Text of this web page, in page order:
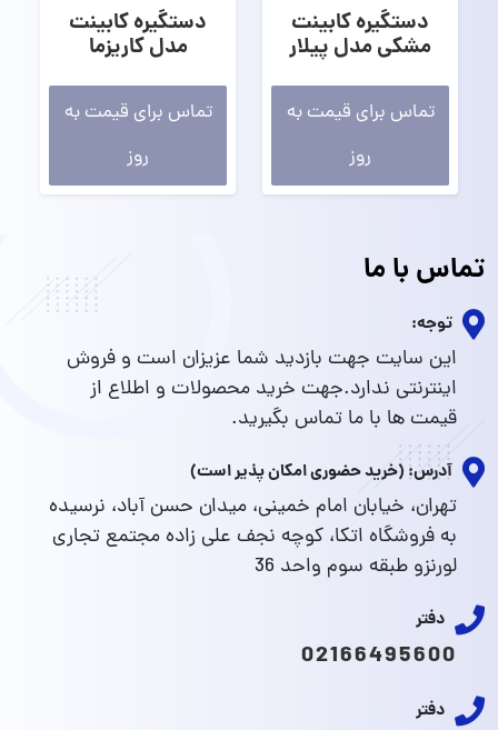
دستگیره کابینت
مشکی مدل پیلار
تماس برای قیمت به
روز
دستگیره کابینت
مدل کاریزما
تماس برای قیمت به
روز
تماس با ما
توجه:
این سایت جهت بازدید شما عزیزان است و فروش
اینترنتی ندارد.جهت خرید محصولات و اطلاع از
قیمت ها با ما تماس بگیرید.
آدرس: (خرید حضوری امکان پذیر است)
تهران، خیابان امام خمینی، میدان حسن آباد، نرسیده
به فروشگاه اتکا، کوچه نجف علی زاده مجتمع تجاری
لورنزو طبقه سوم واحد 36
دفتر
02166495600
دفتر